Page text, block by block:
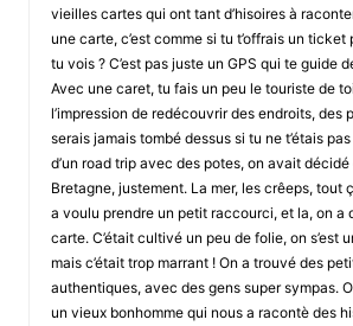
vieilles cartes qui ont tant d’hisoires à
une carte, c’est comme si tu t’offrais un
tu vois ? C’est pas juste un GPS qui te guide
Avec une caret, tu fais un peu le touriste de
l’impression de redécouvrir des endroits, des
serais jamais tombé dessus si tu ne t’étais
d’un road trip avec des potes, on avait
Bretagne, justement. La mer, les crêeps, tout
a voulu prendre un petit raccourci, et la, on a
carte. C’était cultivé un peu de folie, on s’est
mais c’était trop marrant ! On a trouvé des
authentiques, avec des gens super sympas.
un vieux bonhomme qui nous a racontè des